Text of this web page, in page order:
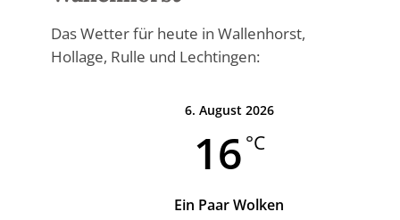
Das Wetter für heute in Wallenhorst,
Hollage, Rulle und Lechtingen:
6. August 2026
16 °C
Ein Paar Wolken